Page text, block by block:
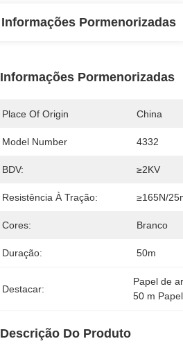
Informações Pormenorizadas
Informações Pormenorizadas
Place Of Origin China
Model Number 4332
BDV: ≥2KV
Resistência À Tração: ≥165N/
Cores: Branco
Duração: 50m
Destacar:
Papel de
50 m
Descrição Do Produto